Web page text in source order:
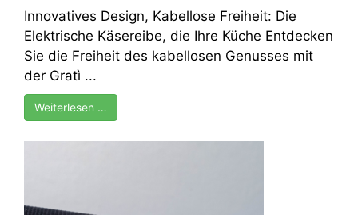
Innovatives Design, Kabellose Freiheit: Die
Elektrische Käsereibe, die Ihre Küche Entdecken
Sie die Freiheit des kabellosen Genusses mit
der Gratì ...
Weiterlesen …